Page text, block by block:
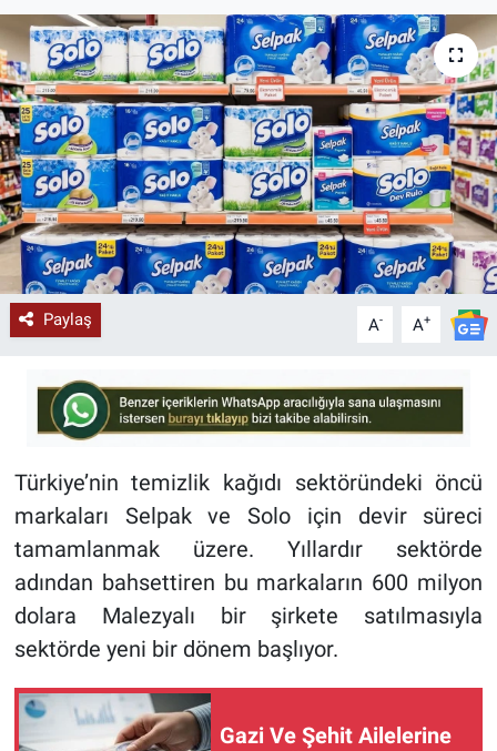
Paylaş A- A+
Türkiye’nin temizlik kağıdı sektöründeki öncü
markaları Selpak ve Solo için devir süreci
tamamlanmak üzere. Yıllardır sektörde
adından bahsettiren bu markaların 600 milyon
dolara Malezyalı bir şirkete satılmasıyla
sektörde yeni bir dönem başlıyor.
Gazi Ve Şehit Ailelerine
SPOR
YAŞAM
RESMİ İLAN